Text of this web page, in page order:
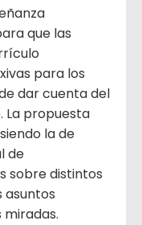
que las
para los
dar cuenta del
La propuesta
la de
de
sobre distintos
asuntos